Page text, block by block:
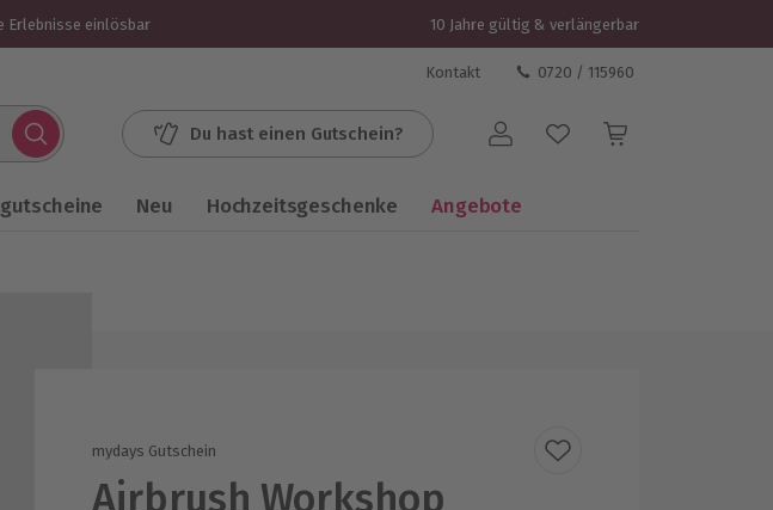
Erlebnisse einlösbar 10 Jahre gültig & verlängerbar
Kontakt 0720 / 115960
Du hast einen Gutschein? Benutzerkonto
Neu Hochzeitsgeschenke Angebote
mydays Gutschein
Airbrush Workshop